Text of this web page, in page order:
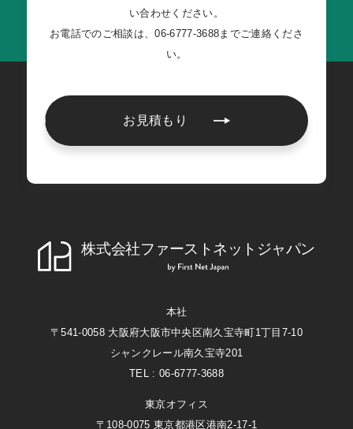
い合わせください。
お電話でのご相談は、06-6777-3688までご連絡くださ
い。
お見積もり
株式会社ファーストネットジャパン
本社
〒541-0058 大阪府大阪市中央区南久宝寺町1丁目7-10
シャンクレール南久宝寺201
TEL : 06-6777-3688
東京オフィス
〒108-0075 東京都港区港南2-17-1